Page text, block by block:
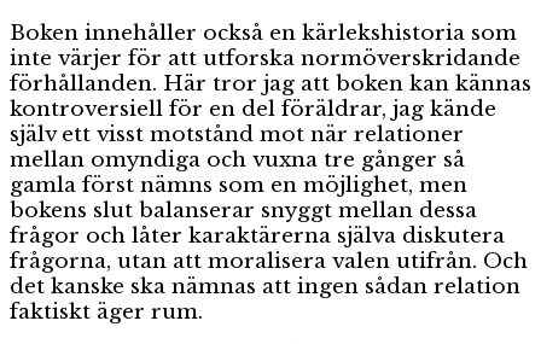
Boken innehåller också en kärlekshistoria som
inte värjer för att utforska normöverskridande
förhållanden. Här tror jag att boken kan kännas
kontroversiell för en del föräldrar, jag kände
själv ett visst motstånd mot när relationer
mellan omyndiga och vuxna tre gånger så
gamla först nämns som en möjlighet, men
bokens slut balanserar snyggt mellan dessa
frågor och låter karaktärerna själva diskutera
frågorna, utan att moralisera valen utifrån. Och
det kanske ska nämnas att ingen sådan relation
faktiskt äger rum.